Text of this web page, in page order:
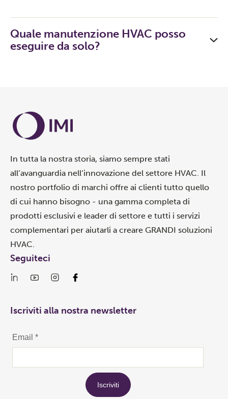
Quale manutenzione HVAC posso
eseguire da solo?
In tutta la nostra storia, siamo sempre stati
all’avanguardia nell’innovazione del settore HVAC. Il
nostro portfolio di marchi offre ai clienti tutto quello
di cui hanno bisogno - una gamma completa di
prodotti esclusivi e leader di settore e tutti i servizi
complementari per aiutarli a creare GRANDI soluzioni
HVAC.
Seguiteci
Iscriviti alla nostra newsletter